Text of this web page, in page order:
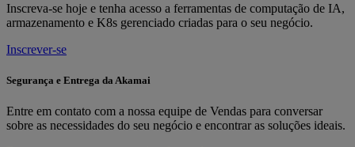
Inscreva-se hoje e tenha acesso a ferramentas de computação de IA,
armazenamento e K8s gerenciado criadas para o seu negócio.
Inscrever-se
Segurança e Entrega da Akamai
Entre em contato com a nossa equipe de Vendas para conversar
sobre as necessidades do seu negócio e encontrar as soluções ideais.